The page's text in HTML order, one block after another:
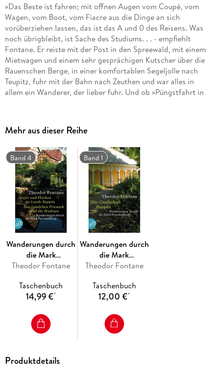
»Das Beste ist fahren; mit offnen Augen vom Coupé, vom
Wagen, vom Boot, vom Fiacre aus die Dinge an sich
vorüberziehen lassen, das ist das A und 0 des Reisens. Was
noch übrigbleibt, ist Sache des Studiums. . . - empfiehlt
Fontane. Er reiste mit der Post in den Spreewald, mit einem
Mietwagen und einem sehr gesprächigen Kutscher über die
Rauenschen Berge, in einer komfortablen Segeljolle nach
Teupitz, fuhr mit der Bahn nach Zeuthen und war alles in
allem ein Wanderer, der lieber fuhr. Und ob »Püngstfahrt in
höchst amüsant darüber, und die meisten seiner Touren
lassen sich heute noch und wieder »nachreisen«.
Mehr aus dieser Reihe
Band 4
Wanderungen durch
die Mark
Brandenburg 04
Theodor Fontane
Taschenbuch
14,99 €*
Band 1
Wanderungen durch
die Mark
Brandenburg 01
Theodor Fontane
Taschenbuch
12,00 €*
Produktdetails